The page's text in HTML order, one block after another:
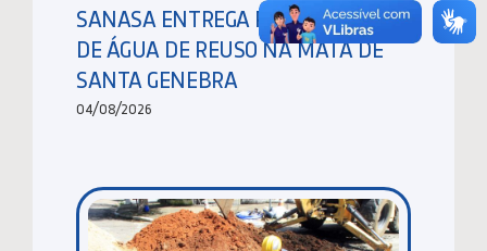
SANASA ENTREGA RESERVATÓRIO
DE ÁGUA DE REUSO NA MATA DE
SANTA GENEBRA
04/08/2026